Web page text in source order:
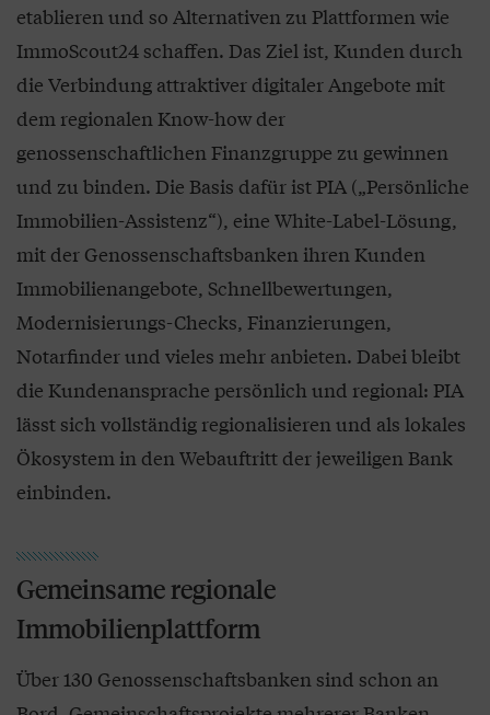
etablieren und so Alternativen zu Plattformen wie
ImmoScout24 schaffen. Das Ziel ist, Kunden durch
die Verbindung attraktiver digitaler Angebote mit
dem regionalen Know-how der
genossenschaftlichen Finanzgruppe zu gewinnen
und zu binden. Die Basis dafür ist PIA („Persönliche
Immobilien-Assistenz“), eine White-Label-Lösung,
mit der Genossenschaftsbanken ihren Kunden
Immobilienangebote, Schnellbewertungen,
Modernisierungs-Checks, Finanzierungen,
Notarfinder und vieles mehr anbieten. Dabei bleibt
die Kundenansprache persönlich und regional: PIA
lässt sich vollständig regionalisieren und als lokales
Ökosystem in den Webauftritt der jeweiligen Bank
einbinden.
Gemeinsame regionale
Immobilienplattform
Über 130 Genossenschaftsbanken sind schon an